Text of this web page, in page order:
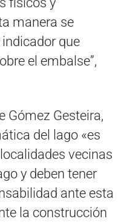
manera se
que
el embalse”,
Gómez Gesteira,
del lago «es
vecinas
y deben tener
ante esta
la construcción